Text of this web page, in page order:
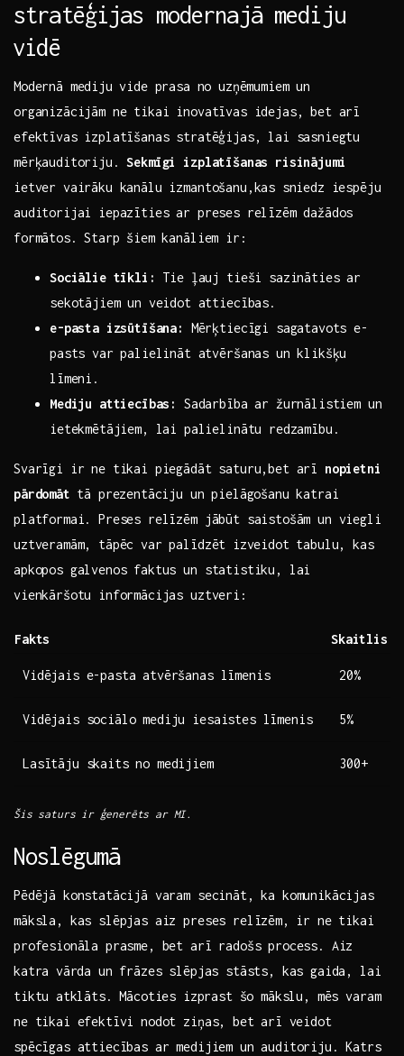
stratēģijas modernajā mediju
⁢vidē
Modernā mediju⁣ vide prasa⁤ no uzņēmumiem un⁣
organizācijām ne tikai inovatīvas idejas, bet arī
efektīvas izplatīšanas stratēģijas, lai sasniegtu
mērķauditoriju.​Sekmīgi izplatīšanas risinājumi
ietver vairāku kanālu izmantošanu,kas ⁤sniedz iespēju
auditorijai iepazīties ar preses relīzēm dažādos
formātos. Starp šiem⁤ kanāliem ir:
Sociālie tīkli:
Tie ļauj​ tieši sazināties ar
‌sekotājiem ​un veidot attiecības.
e-pasta izsūtīšana:
Mērķtiecīgi sagatavots e-
pasts var palielināt atvēršanas un klikšķu
līmeni.
Mediju attiecības:
Sadarbība ar žurnālistiem un
ietekmētājiem, lai palielinātu redzamību.
Svarīgi ir ne tikai piegādāt ‌saturu,bet arī nopietni
pārdomāt ⁢tā prezentāciju un pielāgošanu ‌katrai
platformai. Preses relīzēm jābūt ‍saistošām un viegli
uztveramām, tāpēc var ​palīdzēt⁢ izveidot ​tabulu, kas
apkopos galvenos faktus ‍un statistiku, lai
vienkāršotu informācijas uztveri:
Fakts Skaitlis
Vidējais e-pasta atvēršanas līmenis 20%
Vidējais sociālo mediju iesaistes līmenis 5%
Lasītāju skaits no medijiem 300+
Šis saturs⁤ ir ģenerēts⁢ ar MI.
Noslēgumā
Pēdējā​ konstatācijā ‍varam secināt, ka komunikācijas
māksla, kas slēpjas aiz ‌preses relīzēm,⁣ ir ne tikai
profesionāla prasme, bet arī radošs process. Aiz
katra ⁣vārda un frāzes‍ slēpjas stāsts, kas gaida, lai
tiktu⁤ atklāts.‍ Mācoties ⁢izprast šo mākslu, mēs ​varam
ne tikai efektīvi‌ nodot ziņas,‌ bet⁢ arī veidot
spēcīgas attiecības ar medijiem ‌un auditoriju.​ Katrs